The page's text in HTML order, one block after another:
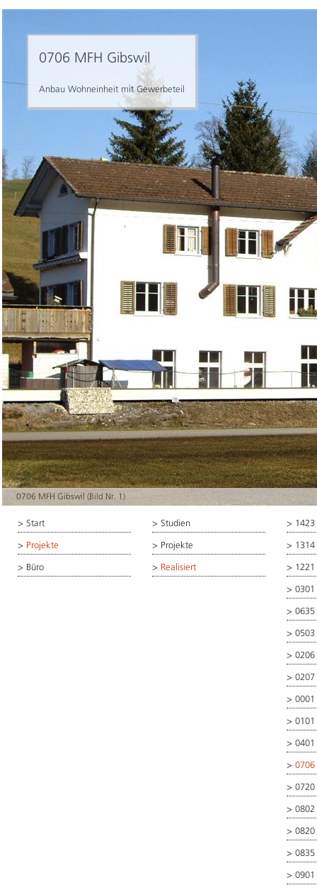
0706 MFH Gibswil
Anbau Wohneinheit mit Gewerbeteil
0706 MFH Gibswil (Bild Nr. 1)
> Start
> Projekte
> Büro
> Studien
> Projekte
> Realisiert
>
>
>
> 0301
> 0635
> 0503
> 0206
> 0207
> 0001
> 0101
> 0401
> 0706
> 0720
> 0802
> 0820
> 0835
> 0901